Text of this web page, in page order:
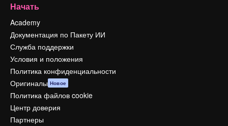
Начать
Academy
Документация по Пакету ИИ
Служба поддержки
Условия и положения
Политика конфиденциальности
Оригиналы Новое
Политика файлов cookie
Центр доверия
Партнеры